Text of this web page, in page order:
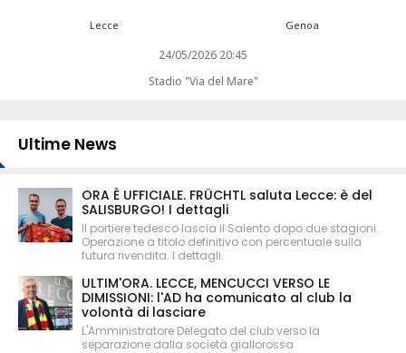
Lecce Genoa
24/05/2026 20:45
Stadio "Via del Mare"
Ultime News
ORA È UFFICIALE. FRÜCHTL saluta Lecce: è del
SALISBURGO! I dettagli
Il portiere tedesco lascia il Salento dopo due stagioni.
Operazione a titolo definitivo con percentuale sulla
futura rivendita. I dettagli.
ULTIM'ORA. LECCE, MENCUCCI VERSO LE
DIMISSIONI: l'AD ha comunicato al club la
volontà di lasciare
L'Amministratore Delegato del club verso la
separazione dalla società giallorossa